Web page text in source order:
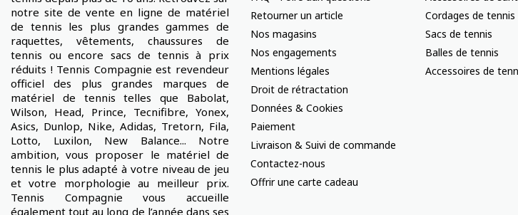
notre site de vente en ligne de matériel
de tennis les plus grandes gammes de
raquettes, vêtements, chaussures de
tennis ou encore sacs de tennis à prix
réduits ! Tennis Compagnie est revendeur
officiel des plus grandes marques de
matériel de tennis telles que Babolat,
Wilson, Head, Prince, Tecnifibre, Yonex,
Asics, Dunlop, Nike, Adidas, Tretorn, Fila,
Lotto, Luxilon, New Balance... Notre
ambition, vous proposer le matériel de
tennis le plus adapté à votre niveau de jeu
et votre morphologie au meilleur prix.
Tennis Compagnie vous accueille
également tout au long de l’année dans ses
Retourner un article
Nos magasins
Nos engagements
Mentions légales
Droit de rétractation
Données & Cookies
Paiement
Livraison & Suivi de commande
Contactez-nous
Offrir une carte cadeau
Cordages de tennis
Sacs de tennis
Balles de tennis
Accessoires de